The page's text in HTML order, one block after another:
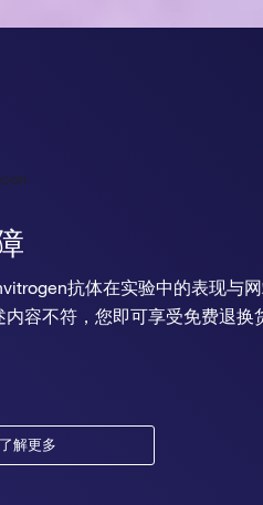
抗体在实验中的表现与
内容不符，您即可享受免费退换
了解更多